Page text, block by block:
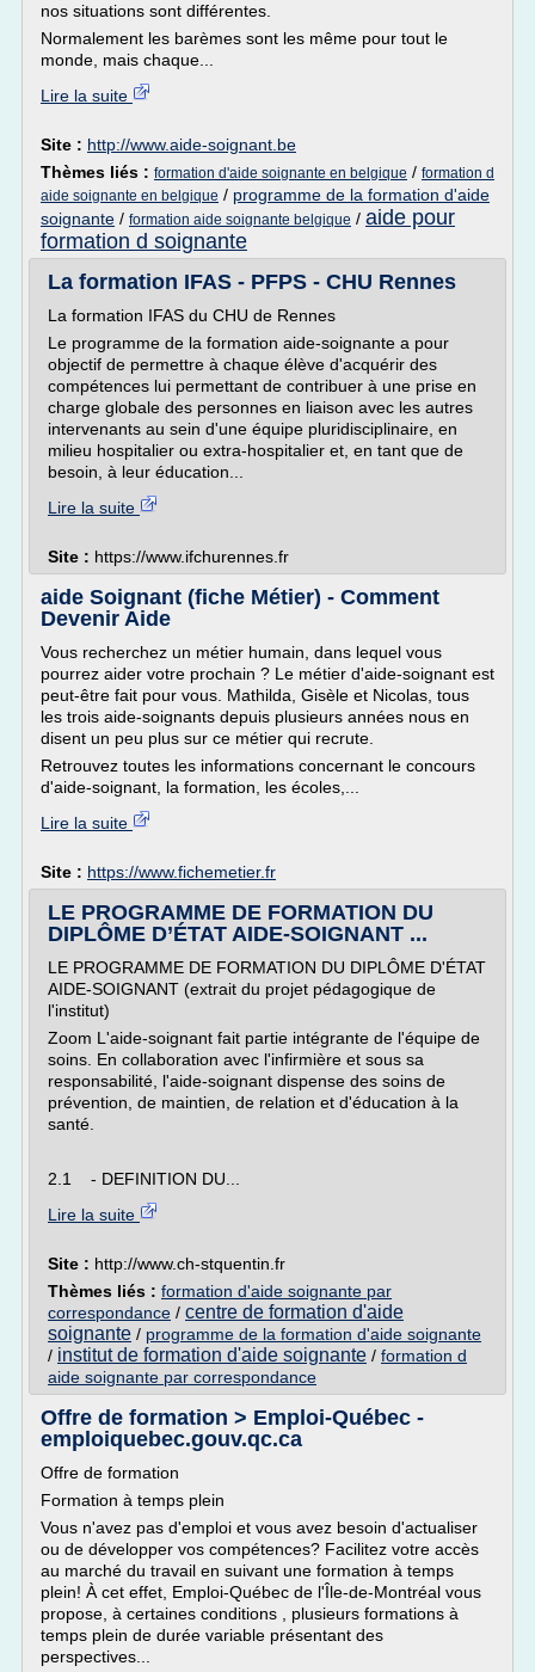
nos situations sont différentes.
Normalement les barèmes sont les même pour tout le
monde, mais chaque...
Lire la suite
Site : http://www.aide-soignant.be
Thèmes liés : formation d'aide soignante en belgique / formation d
aide soignante en belgique / programme de la formation d'aide
soignante / formation aide soignante belgique / aide pour
formation d soignante
La formation IFAS - PFPS - CHU Rennes
La formation IFAS du CHU de Rennes
Le programme de la formation aide-soignante a pour
objectif de permettre à chaque élève d'acquérir des
compétences lui permettant de contribuer à une prise en
charge globale des personnes en liaison avec les autres
intervenants au sein d'une équipe pluridisciplinaire, en
milieu hospitalier ou extra-hospitalier et, en tant que de
besoin, à leur éducation...
Lire la suite
Site : https://www.ifchurennes.fr
aide Soignant (fiche Métier) - Comment
Devenir Aide
Vous recherchez un métier humain, dans lequel vous
pourrez aider votre prochain ? Le métier d'aide-soignant est
peut-être fait pour vous. Mathilda, Gisèle et Nicolas, tous
les trois aide-soignants depuis plusieurs années nous en
disent un peu plus sur ce métier qui recrute.
Retrouvez toutes les informations concernant le concours
d'aide-soignant, la formation, les écoles,...
Lire la suite
Site : https://www.fichemetier.fr
LE PROGRAMME DE FORMATION DU
DIPLÔME D’ÉTAT AIDE-SOIGNANT ...
LE PROGRAMME DE FORMATION DU DIPLÔME D'ÉTAT
AIDE-SOIGNANT (extrait du projet pédagogique de
l'institut)
Zoom L'aide-soignant fait partie intégrante de l'équipe de
soins. En collaboration avec l'infirmière et sous sa
responsabilité, l'aide-soignant dispense des soins de
prévention, de maintien, de relation et d'éducation à la
santé.
2.1 - DEFINITION DU...
Lire la suite
Site : http://www.ch-stquentin.fr
Thèmes liés : formation d'aide soignante par
correspondance / centre de formation d'aide
soignante / programme de la formation d'aide soignante
/ institut de formation d'aide soignante / formation d
aide soignante par correspondance
Offre de formation > Emploi-Québec -
emploiquebec.gouv.qc.ca
Offre de formation
Formation à temps plein
Vous n'avez pas d'emploi et vous avez besoin d'actualiser
ou de développer vos compétences? Facilitez votre accès
au marché du travail en suivant une formation à temps
plein! À cet effet, Emploi-Québec de l'Île-de-Montréal vous
propose, à certaines conditions , plusieurs formations à
temps plein de durée variable présentant des
perspectives...